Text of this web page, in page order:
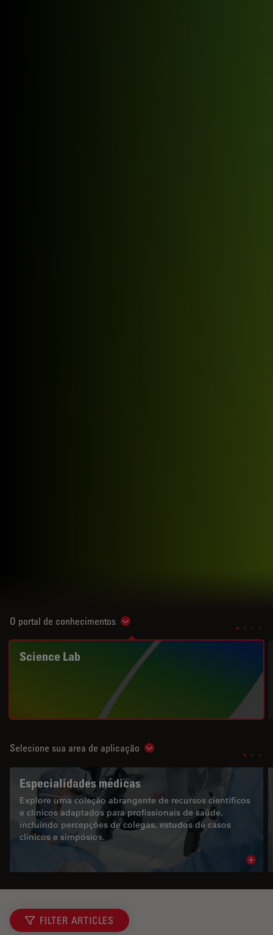
O portal de conhecimentos Show subnavigation
Science Lab
Selecione sua area de aplicação Show subnavigation
Especialidades médicas
Explore uma coleção abrangente de recursos científicos
e clínicos adaptados para profissionais de saúde,
incluindo percepções de colegas, estudos de casos
clínicos e simpósios.
FILTER ARTICLES